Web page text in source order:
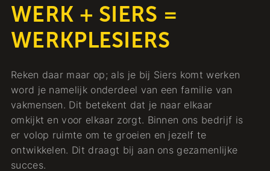
WERK + SIERS =
WERKPLESIERS
Reken daar maar op; als je bij Siers komt werken
word je namelijk onderdeel van een familie van
vakmensen. Dit betekent dat je naar elkaar
omkijkt en voor elkaar zorgt. Binnen ons bedrijf is
er volop ruimte om te groeien en jezelf te
ontwikkelen. Dit draagt bij aan ons gezamenlijke
succes.